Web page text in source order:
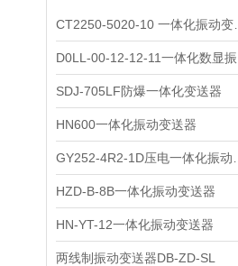
SDJ-705LF防爆一体化变送器
HN600一体化振动变送器
HZD-B-8B一体化振动变送器
HN-YT-12一体化振动变送器
两线制振动变送器DB-ZD-SL